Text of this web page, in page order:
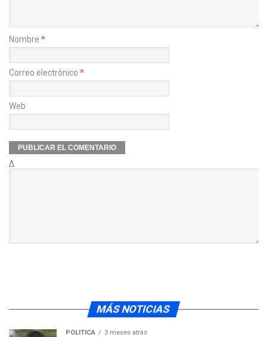
Nombre *
Correo electrónico *
Web
Δ
MÁS NOTICIAS
POLÍTICA 3 meses atrás